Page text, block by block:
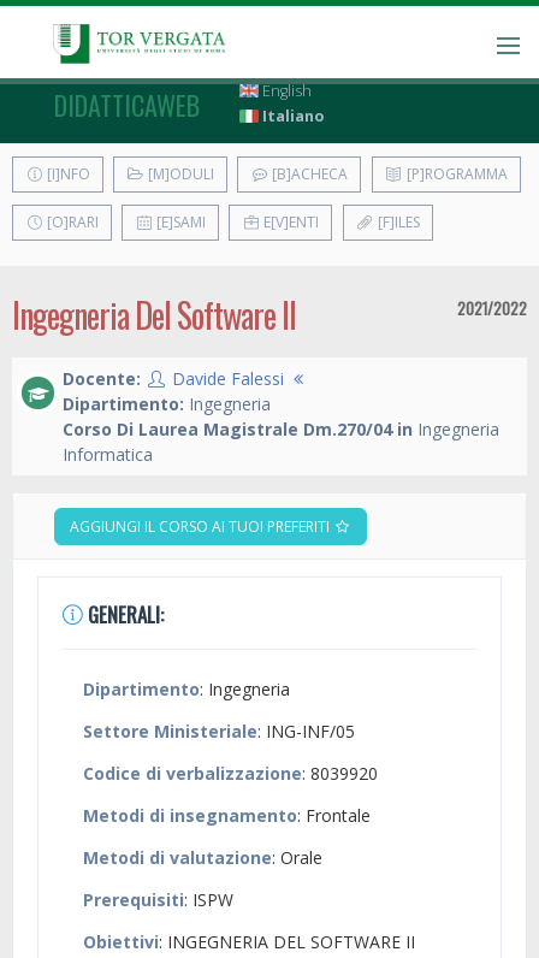
DIDATTICAWEB
English
Italiano
[I]NFO [M]ODULI [B]ACHECA [P]ROGRAMMA
[O]RARI [E]SAMI E[V]ENTI [F]ILES
Ingegneria Del Software II 2021/2022
Docente:
Davide Falessi
Dipartimento: Ingegneria
Corso Di Laurea Magistrale Dm.270/04 in Ingegneria
Informatica
AGGIUNGI IL CORSO AI TUOI PREFERITI
GENERALI:
Dipartimento: Ingegneria
Settore Ministeriale: ING-INF/05
Codice di verbalizzazione: 8039920
Metodi di insegnamento: Frontale
Metodi di valutazione: Orale
Prerequisiti: ISPW
Obiettivi: INGEGNERIA DEL SOFTWARE II